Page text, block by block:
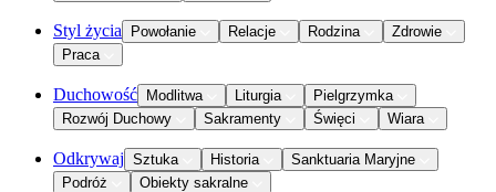
Styl życia Powołanie Relacje Rodzina
Zdrowie
Praca
Duchowość Modlitwa Liturgia
Pielgrzymka
Rozwój Duchowy
Sakramenty Święci Wiara
Odkrywaj Sztuka Historia
Sanktuaria Maryjne
Podróż
Obiekty sakralne